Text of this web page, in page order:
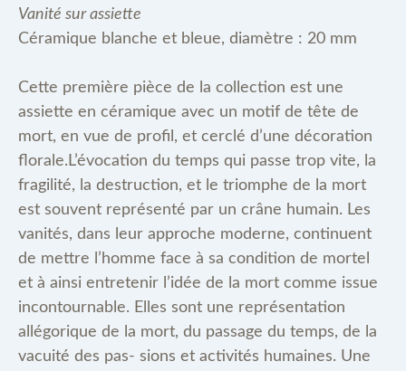
Vanité sur assiette
Céramique blanche et bleue, diamètre : 20 mm
Cette première pièce de la collection est une
assiette en céramique avec un motif de tête de
mort, en vue de profil, et cerclé d’une décoration
florale.L’évocation du temps qui passe trop vite, la
fragilité, la destruction, et le triomphe de la mort
est souvent représenté par un crâne humain. Les
vanités, dans leur approche moderne, continuent
de mettre l’homme face à sa condition de mortel
et à ainsi entretenir l’idée de la mort comme issue
incontournable. Elles sont une représentation
allégorique de la mort, du passage du temps, de la
vacuité des pas- sions et activités humaines. Une